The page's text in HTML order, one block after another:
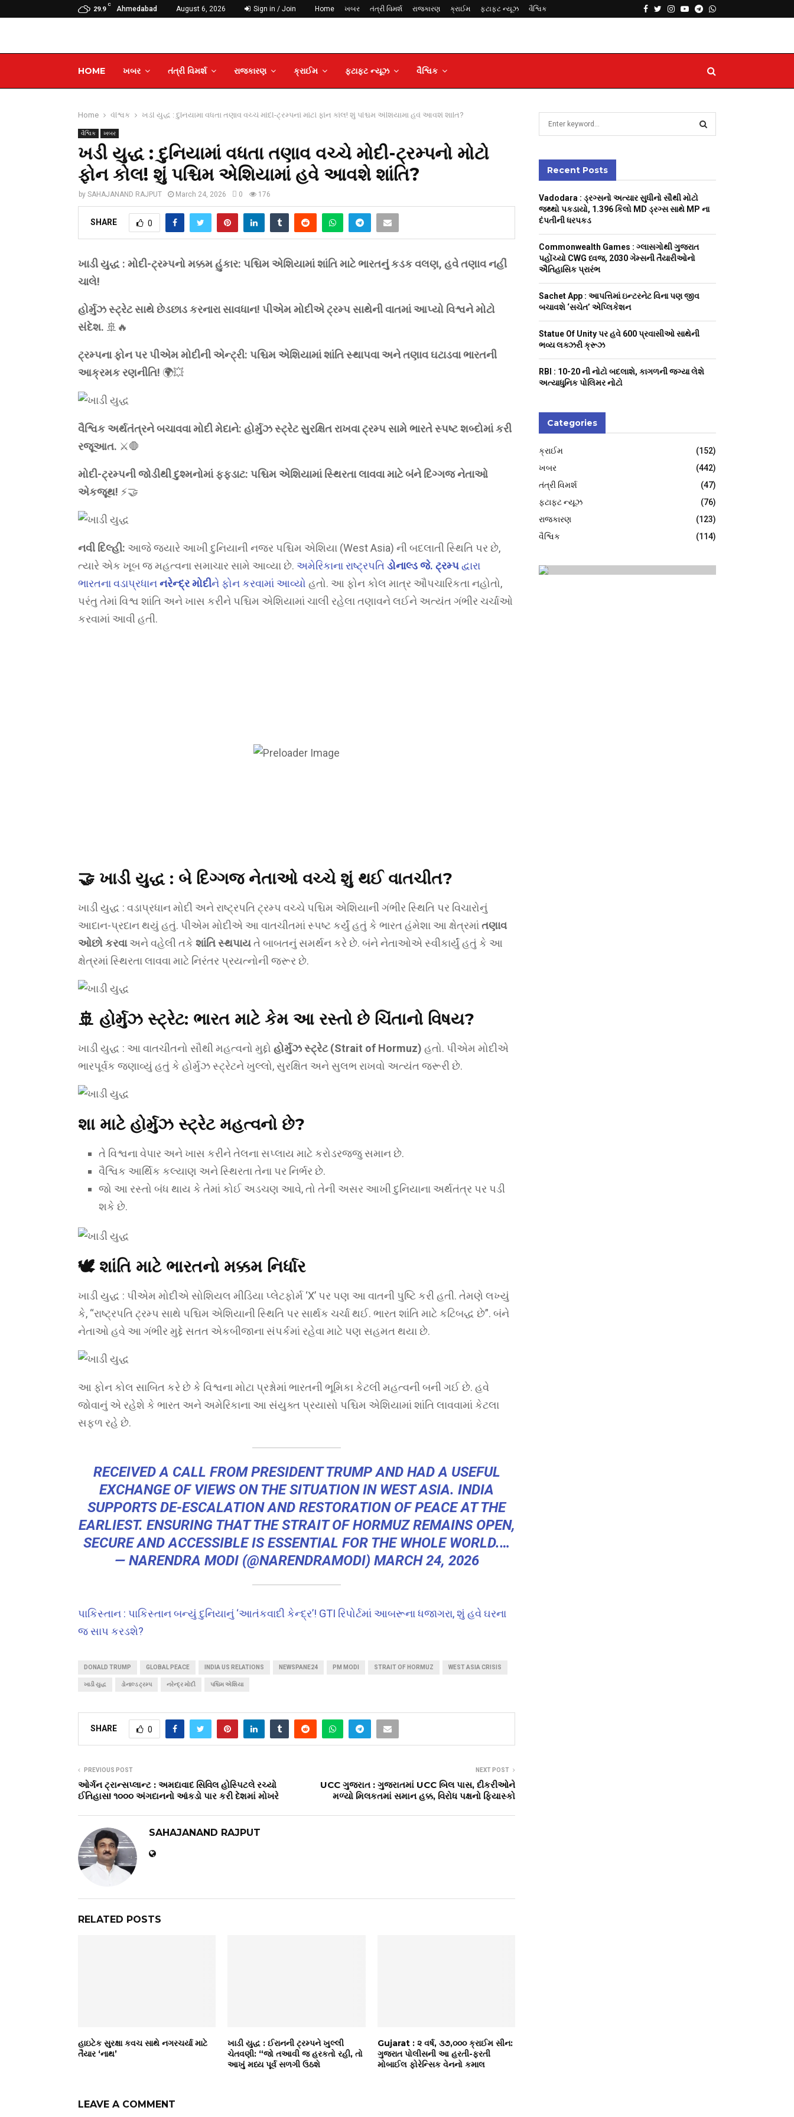
29.9
C
Ahmedabad August 6, 2026 Sign in / Join Home ખબર તંત્રી વિમર્શ રાજકારણ ક્રાઈમ ફટાફટ ન્યૂઝ વૈશ્વિક Facebook
Twitter
Instagram
YoutubeTelegram
Whatsapp
HOME ખબર તંત્રી વિમર્શ રાજકારણ ક્રાઈમ ફટાફટ ન્યૂઝ વૈશ્વિક
Home વૈશ્વિક ખડી યુદ્ધ : દુનિયામાં વધતા તણાવ વચ્ચે મોદી-ટ્રમ્પનો મોટો ફોન કોલ! શું પશ્ચિમ એશિયામાં હવે આવશે શાંતિ?
વૈશ્વિક ખબર
ખડી યુદ્ધ : દુનિયામાં વધતા તણાવ વચ્ચે મોદી-ટ્રમ્પનો મોટો
ફોન કોલ! શું પશ્ચિમ એશિયામાં હવે આવશે શાંતિ?
by SAHAJANAND RAJPUT March 24, 2026 0 176
SHARE 0
ખાડી યુદ્ધ : મોદી-ટ્રમ્પનો મક્કમ હુંકાર: પશ્ચિમ એશિયામાં શાંતિ માટે ભારતનું કડક વલણ, હવે તણાવ નહીં
ચાલે!
હોર્મુઝ સ્ટ્રેટ સાથે છેડછાડ કરનારા સાવધાન! પીએમ મોદીએ ટ્રમ્પ સાથેની વાતમાં આપ્યો વિશ્વને મોટો
સંદેશ. 🚢🔥
ટ્રમ્પના ફોન પર પીએમ મોદીની એન્ટ્રી: પશ્ચિમ એશિયામાં શાંતિ સ્થાપવા અને તણાવ ઘટાડવા ભારતની
આક્રમક રણનીતિ! 🌍💥
વૈશ્વિક અર્થતંત્રને બચાવવા મોદી મેદાને: હોર્મુઝ સ્ટ્રેટ સુરક્ષિત રાખવા ટ્રમ્પ સામે ભારતે સ્પષ્ટ શબ્દોમાં કરી
રજૂઆત. ⚔️🛑
મોદી-ટ્રમ્પની જોડીથી દુશ્મનોમાં ફફડાટ: પશ્ચિમ એશિયામાં સ્થિરતા લાવવા માટે બંને દિગ્ગજ નેતાઓ
એકજૂથ! ⚡🤝
નવી દિલ્હી: આજે જ્યારે આખી દુનિયાની નજર પશ્ચિમ એશિયા (West Asia) ની બદલાતી સ્થિતિ પર છે,
ત્યારે એક ખૂબ જ મહત્વના સમાચાર સામે આવ્યા છે. અમેરિકાના રાષ્ટ્રપતિ ડોનાલ્ડ જે. ટ્રમ્પદ્વારા
ભારતના વડાપ્રધાનનરેન્દ્ર મોદીને ફોન કરવામાં આવ્યો હતો. આ ફોન કોલ માત્ર ઔપચારિકતા નહોતો,
પરંતુ તેમાં વિશ્વ શાંતિ અને ખાસ કરીને પશ્ચિમ એશિયામાં ચાલી રહેલા તણાવને લઈને અત્યંત ગંભીર ચર્ચાઓ
કરવામાં આવી હતી.
🤝 ખાડી યુદ્ધ : બે દિગ્ગજ નેતાઓ વચ્ચે શું થઈ વાતચીત?
ખાડી યુદ્ધ : વડાપ્રધાન મોદી અને રાષ્ટ્રપતિ ટ્રમ્પ વચ્ચે પશ્ચિમ એશિયાની ગંભીર સ્થિતિ પર વિચારોનું
આદાન-પ્રદાન થયું હતું. પીએમ મોદીએ આ વાતચીતમાં સ્પષ્ટ કર્યું હતું કે ભારત હંમેશા આ ક્ષેત્રમાંતણાવ
ઓછો કરવાઅને વહેલી તકે શાંતિ સ્થપાયતે બાબતનું સમર્થન કરે છે. બંને નેતાઓએ સ્વીકાર્યું હતું કે આ
ક્ષેત્રમાં સ્થિરતા લાવવા માટે નિરંતર પ્રયત્નોની જરૂર છે.
🚢 હોર્મુઝ સ્ટ્રેટ: ભારત માટે કેમ આ રસ્તો છે ચિંતાનો વિષય?
ખાડી યુદ્ધ : આ વાતચીતનો સૌથી મહત્વનો મુદ્દો હોર્મુઝ સ્ટ્રેટ (Strait of Hormuz) હતો. પીએમ મોદીએ
ભારપૂર્વક જણાવ્યું હતું કે હોર્મુઝ સ્ટ્રેટને ખુલ્લો, સુરક્ષિત અને સુલભ રાખવો અત્યંત જરૂરી છે.
શા માટે હોર્મુઝ સ્ટ્રેટ મહત્વનો છે?
તે વિશ્વના વેપાર અને ખાસ કરીને તેલના સપ્લાય માટે કરોડરજ્જુ સમાન છે.
વૈશ્વિક આર્થિક કલ્યાણ અને સ્થિરતા તેના પર નિર્ભર છે.
જો આ રસ્તો બંધ થાય કે તેમાં કોઈ અડચણ આવે, તો તેની અસર આખી દુનિયાના અર્થતંત્ર પર પડી
શકે છે.
🕊️ શાંતિ માટે ભારતનો મક્કમ નિર્ધાર
ખાડી યુદ્ધ : પીએમ મોદીએ સોશિયલ મીડિયા પ્લેટફોર્મ ‘X’ પર પણ આ વાતની પુષ્ટિ કરી હતી. તેમણે લખ્યું
કે, “રાષ્ટ્રપતિ ટ્રમ્પ સાથે પશ્ચિમ એશિયાની સ્થિતિ પર સાર્થક ચર્ચા થઈ. ભારત શાંતિ માટે કટિબદ્ધ છે”. બંને
નેતાઓ હવે આ ગંભીર મુદ્દે સતત એકબીજાના સંપર્કમાં રહેવા માટે પણ સહમત થયા છે.
આ ફોન કોલ સાબિત કરે છે કે વિશ્વના મોટા પ્રશ્નોમાં ભારતની ભૂમિકા કેટલી મહત્વની બની ગઈ છે. હવે
જોવાનું એ રહેશે કે ભારત અને અમેરિકાના આ સંયુક્ત પ્રયાસો પશ્ચિમ એશિયામાં શાંતિ લાવવામાં કેટલા
સફળ રહે છે.
RECEIVED A CALL FROM PRESIDENT TRUMP AND HAD A USEFUL
EXCHANGE OF VIEWS ON THE SITUATION IN WEST ASIA. INDIA
SUPPORTS DE-ESCALATION AND RESTORATION OF PEACE AT THE
EARLIEST. ENSURING THAT THE STRAIT OF HORMUZ REMAINS OPEN,
SECURE AND ACCESSIBLE IS ESSENTIAL FOR THE WHOLE WORLD.…
— NARENDRA MODI (@NARENDRAMODI) MARCH 24, 2026
પાકિસ્તાન : પાકિસ્તાન બન્યું દુનિયાનું ‘આતંકવાદી કેન્દ્ર’! GTI રિપોર્ટમાં આબરૂના ધજાગરા, શું હવે ઘરના
જ સાપ કરડશે?
DONALD TRUMP GLOBAL PEACE INDIA US RELATIONS NEWSPANE24 PM MODI STRAIT OF HORMUZ WEST ASIA CRISIS
ખાડી યુદ્ધ ડોનાલ્ડ ટ્રમ્પ નરેન્દ્ર મોદી પશ્ચિમ એશિયા
SHARE 0
PREVIOUS POST
ઓર્ગન ટ્રાન્સપ્લાન્ટ : અમદાવાદ સિવિલ હોસ્પિટલે રચ્યો
ઈતિહાસ! ૧૦૦૦ અંગદાનનો આંકડો પાર કરી દેશમાં મોખરે
NEXT POST
UCC ગુજરાત : ગુજરાતમાં UCC બિલ પાસ, દીકરીઓને
મળ્યો મિલકતમાં સમાન હક્ક, વિરોધ પક્ષનો ફિયાસ્કો
SAHAJANAND RAJPUT
RELATED POSTS
હાઇટેક સુરક્ષા કવચ સાથે નગરચર્યા માટે
તૈયાર ‘નાથ’
ખાડી યુદ્ધ : ઈરાનની ટ્રમ્પને ખુલ્લી
ચેતવણી: “જો તઆવી જ હરકતો રહી, તો
આખું મધ્ય પૂર્વ સળગી ઉઠશે
Gujarat : ૨ વર્ષ, ૩૭,૦૦૦ ક્રાઈમ સીન:
ગુજરાત પોલીસની આ હરતી-ફરતી
મોબાઈલ ફોરેન્સિક વેનનો કમાલ
LEAVE A COMMENT
h
f
o
r
Recent Posts
Vadodara : ડ્રગ્સનો અત્યાર સુધીનો સૌથી મોટો
જથ્થો પકડાયો, 1.396 કિલો MD ડ્રગ્સ સાથે MP ના
દંપતીની ધરપકડ
Commonwealth Games : ગ્લાસગોથી ગુજરાત
પહોંચ્યો CWG ધ્વજ, 2030 ગેમ્સની તૈયારીઓનો
ઐતિહાસિક પ્રારંભ
Sachet App : આપત્તિમાં ઇન્ટરનેટ વિના પણ જીવ
બચાવશે ‘સચેત’ એપ્લિકેશન
Statue Of Unity પર હવે 600 પ્રવાસીઓ સાથેની
ભવ્ય લક્ઝરી ક્રૂઝ
RBI : ₹10-20 ની નોટો બદલાશે, કાગળની જગ્યા લેશે
અત્યાધુનિક પોલિમર નોટો
Categories
ક્રાઈમ
(152)
ખબર
(442)
તંત્રી વિમર્શ
(47)
ફટાફટ ન્યૂઝ
(76)
રાજકારણ
(123)
વૈશ્વિક
(114)